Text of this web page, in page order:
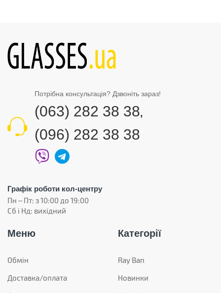
Потрібна консультація? Дзвоніть зараз!
(063) 282 38 38,
(096) 282 38 38
Графік роботи кол-центру
Пн – Пт: з 10:00 до 19:00
Сб і Нд: вихідний
Меню
Обмін
Доставка/оплата
Категорії
Ray Ban
Новинки